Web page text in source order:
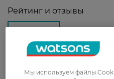
Рейтинг и отзывы
0 0 відгуків
Мы используем файлы